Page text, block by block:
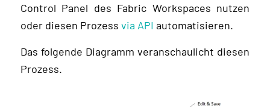
Control Panel des Fabric Workspaces nutzen
oder diesen Prozess via API automatisieren.
Das folgende Diagramm veranschaulicht diesen
Prozess.